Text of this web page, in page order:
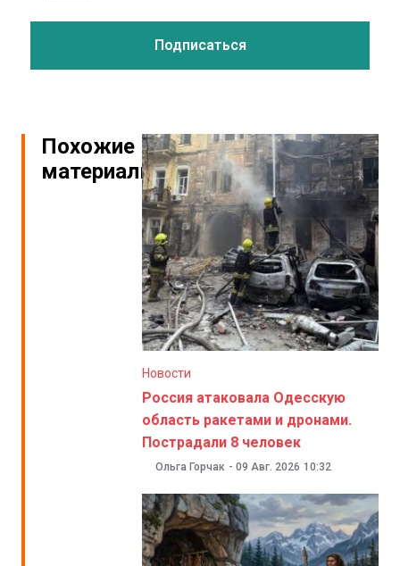
Похожие
материалы
Новости
Россия атаковала Одесскую
область ракетами и дронами.
Пострадали 8 человек
Ольга Горчак - 09 Авг. 2026 10:32